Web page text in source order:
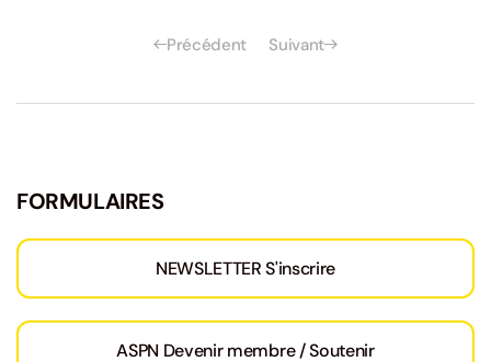
Précédent Suivant
FORMULAIRES
NEWSLETTER S'inscrire
ASPN Devenir membre / Soutenir